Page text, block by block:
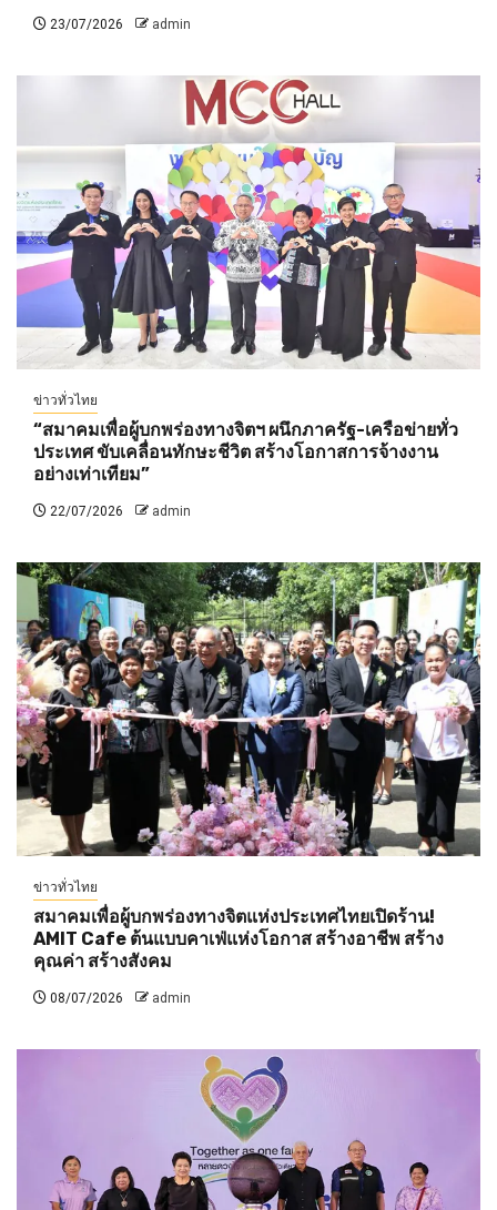
23/07/2026 admin
ข่าวทั่วไทย
“สมาคมเพื่อผู้บกพร่องทางจิตฯ ผนึกภาครัฐ-เครือข่ายทั่ว
ประเทศ ขับเคลื่อนทักษะชีวิต สร้างโอกาสการจ้างงาน
อย่างเท่าเทียม”
22/07/2026 admin
ข่าวทั่วไทย
สมาคมเพื่อผู้บกพร่องทางจิตแห่งประเทศไทยเปิดร้าน!
AMIT Cafe ต้นแบบคาเฟ่แห่งโอกาส สร้างอาชีพ สร้าง
คุณค่า สร้างสังคม
08/07/2026 admin